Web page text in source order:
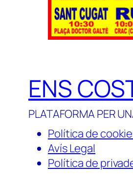
ENS
PLATAFORMA PER
Política de
Avís Legal
Política de